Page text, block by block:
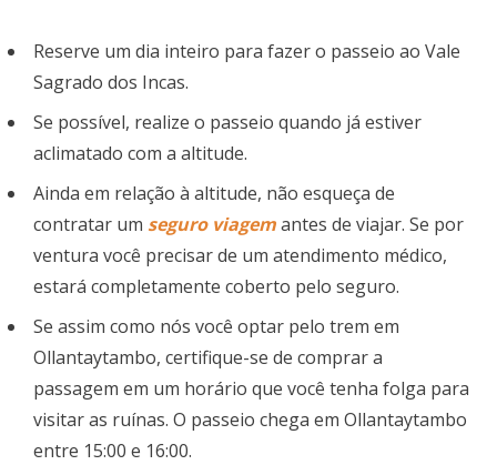
Reserve um dia inteiro para fazer o passeio ao Vale
Sagrado dos Incas.
Se possível, realize o passeio quando já estiver
aclimatado com a altitude.
Ainda em relação à altitude, não esqueça de
contratar um seguro viagemantes de viajar. Se por
ventura você precisar de um atendimento médico,
estará completamente coberto pelo seguro.
Se assim como nós você optar pelo trem em
Ollantaytambo, certifique-se de comprar a
passagem em um horário que você tenha folga para
visitar as ruínas. O passeio chega em Ollantaytambo
entre 15:00 e 16:00.